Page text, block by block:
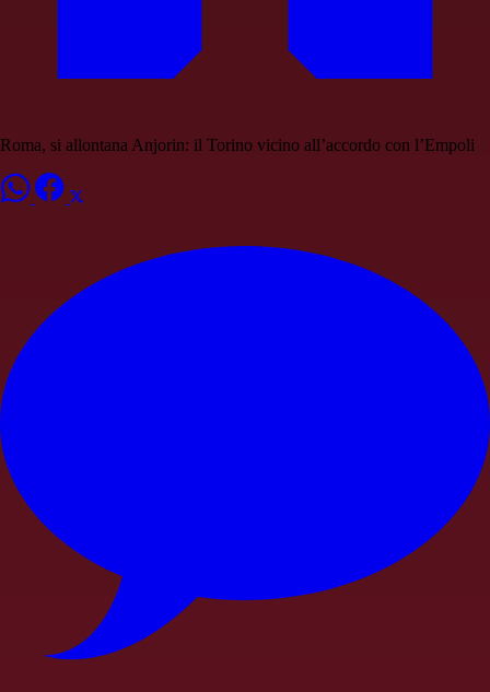
Roma, si allontana Anjorin: il Torino vicino all’accordo con l’Empoli